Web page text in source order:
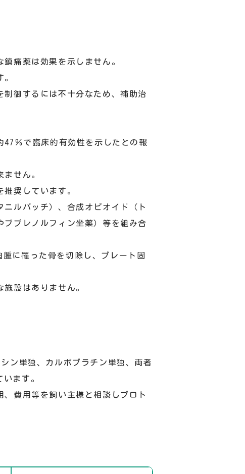
痛薬は効果を示しません。
御するには不十分なため、補助治
％で臨床的有効性を示したとの報
せん。
奨しています。
ルパッチ）、合成オピオイド（ト
プレノルフィン坐薬）等を組み合
に罹った骨を切除し、プレート固
設はありません。
ン単独、カルボプラチン単独、両者
ます。
費用等を飼い主様と相談しプロト